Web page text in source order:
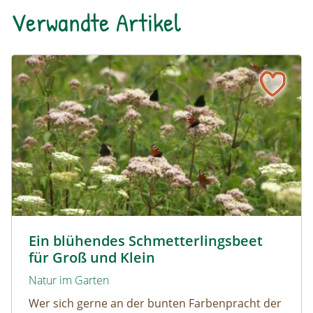
Verwandte Artikel
Ein blühendes Schmetterlingsbeet
für Groß und Klein
Natur im Garten
Wer sich gerne an der bunten Farbenpracht der
Ein blühendes Schmetterlingsbeet für Groß und Klein